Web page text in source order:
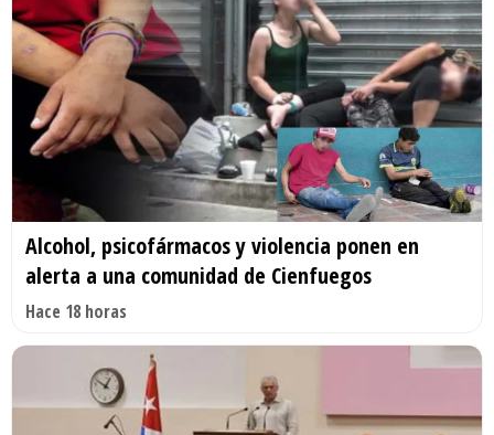
Alcohol, psicofármacos y violencia ponen en
alerta a una comunidad de Cienfuegos
Hace 18 horas